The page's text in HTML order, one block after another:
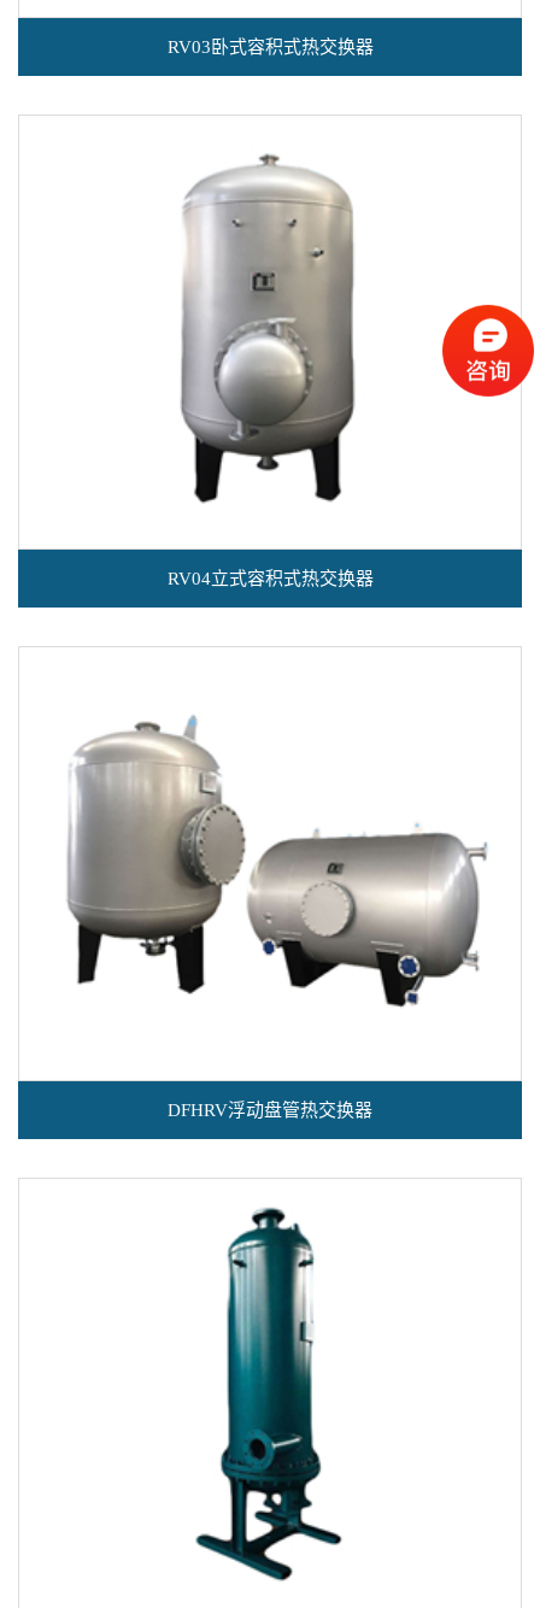
RV03卧式容积式热交换器
RV04立式容积式热交换器
DFHRV浮动盘管热交换器